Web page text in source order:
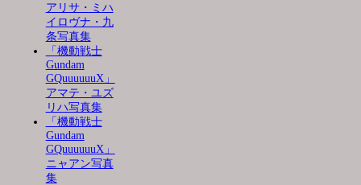
アリサ・ミハ
イロヴナ・九
条写真集
「機動戦士
Gundam
GQuuuuuuX」
アマテ・ユズ
リハ写真集
「機動戦士
Gundam
GQuuuuuuX」
ニャアン写真
集